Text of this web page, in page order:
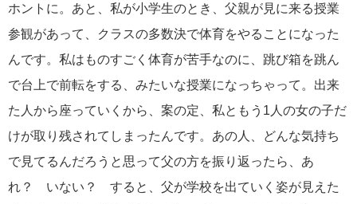
ホントに。あと、私が小学生のとき、父親が見に来る授業
参観があって、クラスの多数決で体育をやることになった
んです。私はものすごく体育が苦手なのに、跳び箱を跳ん
で台上で前転をする、みたいな授業になっちゃって。出来
た人から座っていくから、案の定、私ともう1人の女の子だ
けが取り残されてしまったんです。あの人、どんな気持ち
で見てるんだろうと思って父の方を振り返ったら、あ
れ？ いない？ すると、父が学校を出ていく姿が見えた